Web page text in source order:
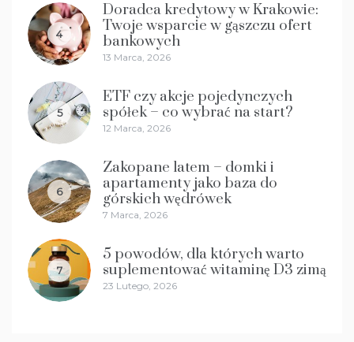
4
Doradca kredytowy w Krakowie:
Twoje wsparcie w gąszczu ofert
bankowych
13 Marca, 2026
5
ETF czy akcje pojedynczych
spółek – co wybrać na start?
12 Marca, 2026
6
Zakopane latem – domki i
apartamenty jako baza do
górskich wędrówek
7 Marca, 2026
7
5 powodów, dla których warto
suplementować witaminę D3 zimą
23 Lutego, 2026